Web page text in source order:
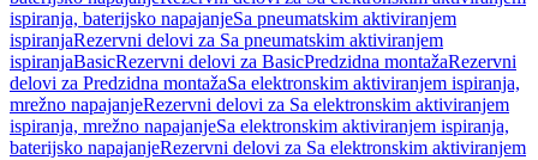
ispiranja, baterijsko napajanjeSa pneumatskim aktiviranjem
ispiranjaRezervni delovi za Sa pneumatskim aktiviranjem
ispiranjaBasicRezervni delovi za BasicPredzidna montažaRezervni
delovi za Predzidna montažaSa elektronskim aktiviranjem ispiranja,
mrežno napajanjeRezervni delovi za Sa elektronskim aktiviranjem
ispiranja, mrežno napajanjeSa elektronskim aktiviranjem ispiranja,
baterijsko napajanjeRezervni delovi za Sa elektronskim aktiviranjem